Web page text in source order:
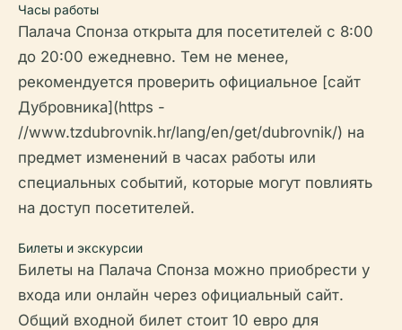
Часы работы
Палача Спонза открыта для посетителей с 8:00
до 20:00 ежедневно. Тем не менее,
рекомендуется проверить официальное [сайт
Дубровника](https -
//www.tzdubrovnik.hr/lang/en/get/dubrovnik/) на
предмет изменений в часах работы или
специальных событий, которые могут повлиять
на доступ посетителей.
Билеты и экскурсии
Билеты на Палача Спонза можно приобрести у
входа или онлайн через официальный сайт.
Общий входной билет стоит 10 евро для